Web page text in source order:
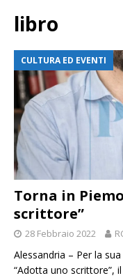
libro
CULTURA ED EVENTI
Torna in
scrittore”
28 Febbraio 2022
Alessandria – Per la
“Adotta uno scrittore”,